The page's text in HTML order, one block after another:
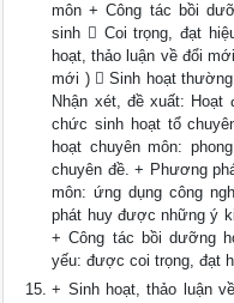
môn + Công tác bồi
sinh  Coi trọng, đạt
hoạt, thảo luận về đổi
mới )  Sinh hoạt
Nhận xét, đề xuất:
chức sinh hoạt tổ
hoạt chuyên môn:
chuyên đề. + Phương
môn: ứng dụng công
phát huy được những ý
+ Công tác bồi dưỡng
yếu: được coi trọng, đạt
+ Sinh hoạt, thảo luận